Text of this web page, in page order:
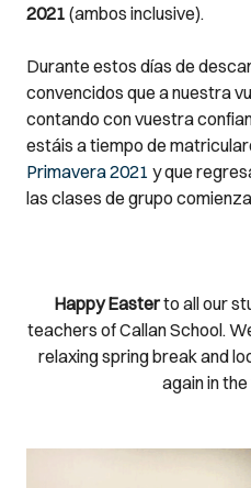
2021 (ambos inclusive).
Durante estos días de
convencidos que a nuestra
contando con vuestra
estáis a tiempo de
Primavera 2021 y que
las clases de grupo
Happy Easterto all our
teachers of Callan School.
relaxing spring break and
again in